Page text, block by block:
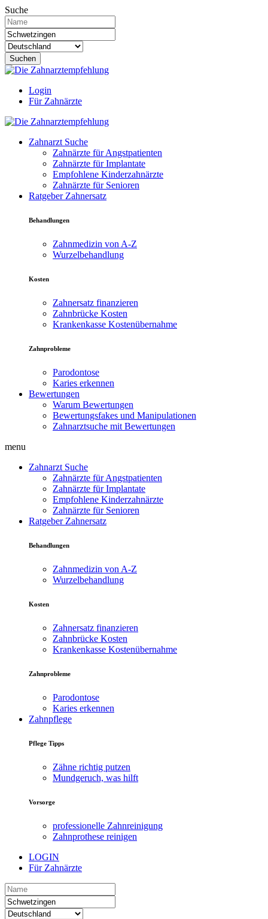
Suche
Suchen
Login
Für Zahnärzte
Zahnarzt Suche
Zahnärzte für Angstpatienten
Zahnärzte für Implantate
Empfohlene Kinderzahnärzte
Zahnärzte für Senioren
Ratgeber Zahnersatz
Behandlungen
Zahnmedizin von A-Z
Wurzelbehandlung
Kosten
Zahnersatz finanzieren
Zahnbrücke Kosten
Krankenkasse Kostenübernahme
Zahnprobleme
Parodontose
Karies erkennen
Bewertungen
Warum Bewertungen
Bewertungsfakes und Manipulationen
Zahnarztsuche mit Bewertungen
menu
Zahnarzt Suche
Zahnärzte für Angstpatienten
Zahnärzte für Implantate
Empfohlene Kinderzahnärzte
Zahnärzte für Senioren
Ratgeber Zahnersatz
Behandlungen
Zahnmedizin von A-Z
Wurzelbehandlung
Kosten
Zahnersatz finanzieren
Zahnbrücke Kosten
Krankenkasse Kostenübernahme
Zahnprobleme
Parodontose
Karies erkennen
Zahnpflege
Pflege Tipps
Zähne richtig putzen
Mundgeruch, was hilft
Vorsorge
professionelle Zahnreinigung
Zahnprothese reinigen
LOGIN
Für Zahnärzte